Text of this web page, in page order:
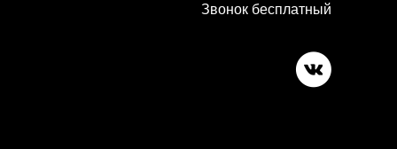
Звонок бесплатный